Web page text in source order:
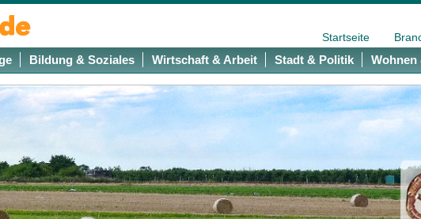
Startseite
Bildung & Soziales Wirtschaft & Arbeit Stadt & Politik Wohnen